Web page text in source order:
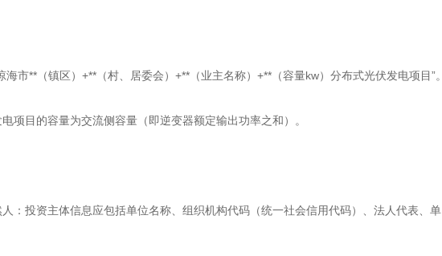
海市**（镇区）+**（村、居委会）+**（业主名称）+**（容量kw）分布式光伏发电项目”。
项目的容量为交流侧容量（即逆变器额定输出功率之和）。
：投资主体信息应包括单位名称、组织机构代码（统一社会信用代码）、法人代表、单